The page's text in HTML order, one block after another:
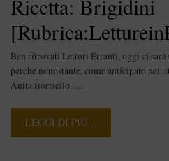
Ricetta: Brigidini
Ben ritrovati Lettori Erranti, oggi ci
perché nonostante, come anticipato nel
Anita Borriello, …
LEGGI DI PIÙ…